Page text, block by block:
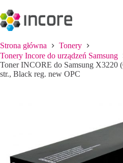
do
treści
Strona główna
Tonery
Tonery Incore do urządzeń Samsung
Toner INCORE do Samsung X3220
str., Black reg. new OPC